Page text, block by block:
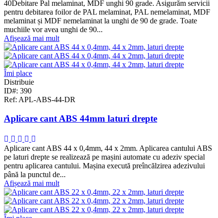
40Debitare Pal melaminat, MDF unghi 90 grade. Asigurăm servicii
pentru debitarea foilor de PAL melaminat, PAL nemelaminat, MDF
melaminat și MDF nemelaminat la unghi de 90 de grade. Toate
muchiile vor avea unghi de 90...
Afișează mai mult
Îmi place
Distribuie
ID#: 390
Ref: APL-ABS-44-DR
Aplicare cant ABS 44mm laturi drepte
Aplicare cant ABS 44 x 0,4mm, 44 x 2mm. Aplicarea cantului ABS
pe laturi drepte se realizează pe mașini automate cu adeziv special
pentru aplicarea cantului. Mașina execută preîncălzirea adezivului
până la punctul de...
Afișează mai mult